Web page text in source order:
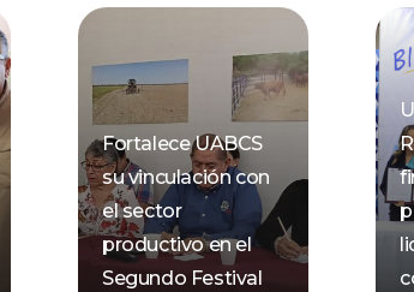
Fortalece UABCS
su vinculación con
el sector
productivo en el
Segundo Festival